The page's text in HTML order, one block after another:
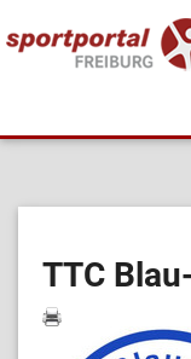
Sportanbietende
TTC